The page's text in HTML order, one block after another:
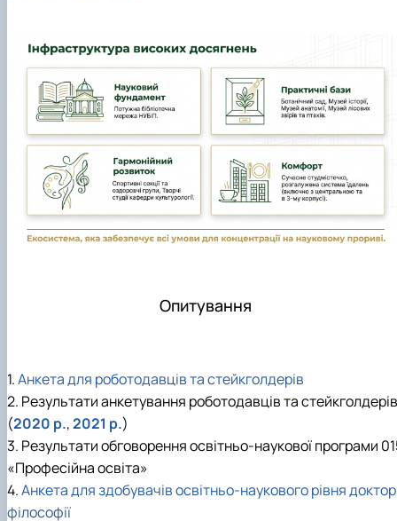
Опитування
1.Анкета для роботодавців та стейкголдерів
2. Результати анкетування роботодавців та стейкголдерів
(2020 p.,2021 p.)
3. Результати обговорення освітньо-наукової програми
«Професійна освіта»
4.Анкета для здобувачів освітньо-наукового рівня доктор
філософії